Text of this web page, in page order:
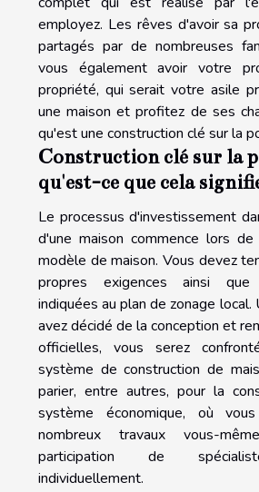
employez. Les rêves d'avoir sa
partagés par de nombreuses
vous également avoir votre
propriété, qui serait votre asile
une maison et profitez de ses
qu'est une construction clé sur la
Construction clé sur la
qu'est-ce que cela
Le processus d'investissement
d'une maison commence lors
modèle de maison. Vous devez
propres exigences ainsi que
indiquées au plan de zonage local.
avez décidé de la conception et
officielles, vous serez
système de construction de
parier, entre autres, pour la
système économique, où
nombreux travaux vous-
participation de
individuellement.